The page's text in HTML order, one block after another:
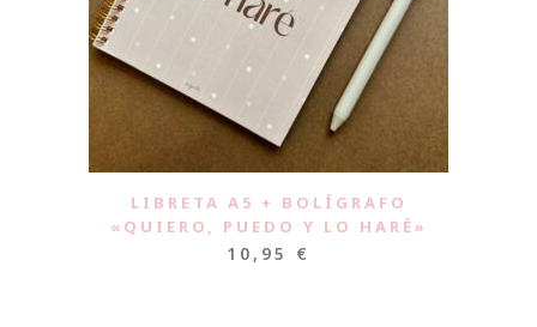
LIBRETA A5 + BOLÍGRAFO
«QUIERO, PUEDO Y LO HARÉ»
10,95 €